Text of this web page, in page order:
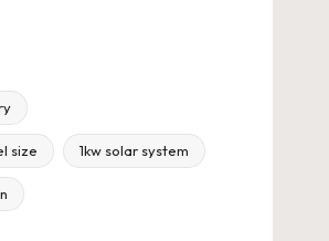
size 1kw solar system